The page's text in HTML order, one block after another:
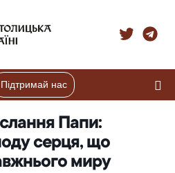
Підтримай нас
Папи:
серця, що
миру